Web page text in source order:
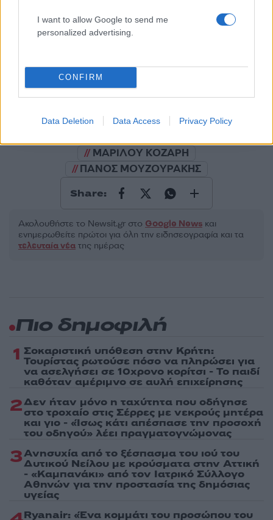
I want to allow Google to send me
personalized advertising.
CONFIRM
Data Deletion Data Access Privacy Policy
Υποβολή σχολίου
Πολιτική Απορρήτου
Όροι Χρήσης της Google.
ΜΑΡΙΛΟΥ ΚΟΖΑΡΗ
ΠΑΝΟΣ ΜΟΥΖΟΥΡΑΚΗΣ
Share:
Ακολουθήστε το Νewsit.gr στο Google News και
ενημερωθείτε πρώτοι για όλη την ειδησεογραφία και τα
τελευταία νέα της ημέρας
Πιο δημοφιλή
1 Σοκαριστική υπόθεση στην Κρήτη:
Τουρίστας ρωτούσε πόσο να πληρώσει για
να ασελγήσει σε 10χρονο κορίτσι - Το παιδί
καθόταν αμέριμνο σε αυλή επιχείρησης
2Δεν ήταν μόνο η ταχύτητα που οδήγησε
στο τροχαίο στις Σέρρες με νεκρούς μητέρα
και γιο - «Ίσως κάτι απέσπασε την προσοχή
του οδηγού» λέει πραγματογνώμονας
3Ανησυχία από το ξέσπασμα του ιού του
Δυτικού Νείλου με κρούσματα στην Αττική
- «Καμπανάκι» από τον Ιατρικό Σύλλογο
Αθηνών για την προστασία της δημόσιας
υγείας
Ryanair: «Ένα κομμάτι του προσώπου του